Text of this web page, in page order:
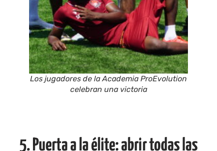
Los jugadores de la Academia ProEvolution
celebran una victoria
5. Puerta a la élite: abrir todas las